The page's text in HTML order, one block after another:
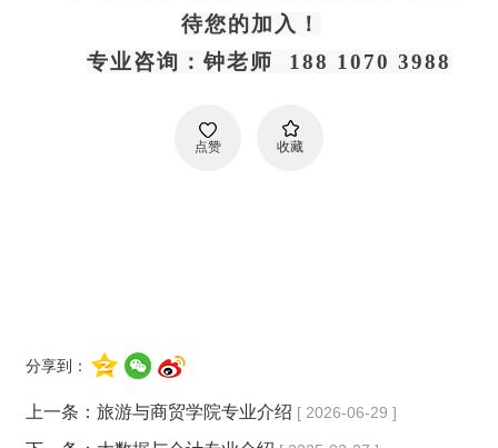
待您的加入！
专业咨询：钟老师  188 1070 3988
点赞 收藏
分享到：
上一条： 旅游与商贸学院专业介绍 [ 2026-06-29 ]